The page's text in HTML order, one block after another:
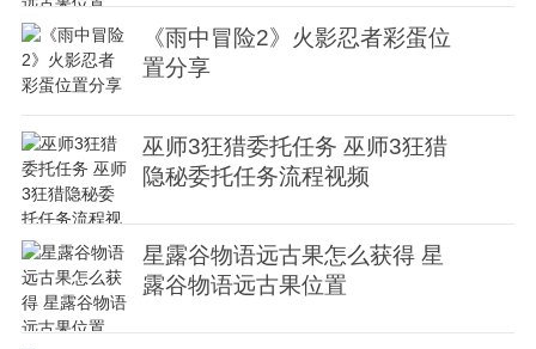
《雨中冒险2》火影忍者彩蛋位
置分享
巫师3狂猎委托任务 巫师3狂猎
隐秘委托任务流程视频
星露谷物语远古果怎么获得 星
露谷物语远古果位置